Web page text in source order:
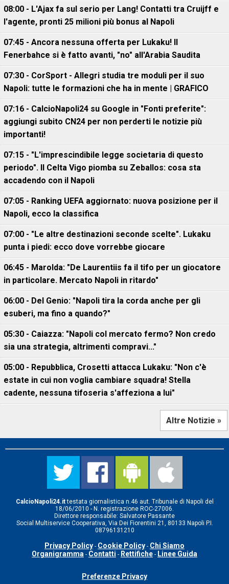
08:00 - L'Ajax fa sul serio per Lang! Contatti tra Cruijff e
l'agente, pronti 25 milioni più bonus al Napoli
07:45 - Ancora nessuna offerta per Lukaku! Il
Fenerbahce si è fatto avanti, "no" all'Arabia Saudita
07:30 - CorSport - Allegri studia tre moduli per il suo
Napoli: tutte le formazioni che ha in mente | GRAFICO
07:16 - CalcioNapoli24 su Google in "Fonti preferite":
aggiungi subito CN24 per non perderti le notizie più
importanti!
07:15 - "L'imprescindibile legge societaria di questo
periodo". Il Celta Vigo piomba su Zeballos: cosa sta
accadendo con il Napoli
07:05 - Ranking UEFA aggiornato: nuova posizione per il
Napoli, ecco la classifica
07:00 - "Le altre destinazioni seconde scelte". Lukaku
punta i piedi: ecco dove vorrebbe giocare
06:45 - Marolda: "De Laurentiis fa il tifo per un giocatore
in particolare. Mercato Napoli in ritardo"
06:00 - Del Genio: "Napoli tira la corda anche per gli
esuberi, ma fino a quando?"
05:30 - Caiazza: "Napoli col mercato fermo? Non credo
sia una strategia, altrimenti compravi..."
05:00 - Repubblica, Crosetti attacca Lukaku: "Non c'è
estate in cui non voglia cambiare squadra! Stella
cadente, nessuna tifoseria s'affeziona a lui"
Altre Notizie »
CalcioNapoli24.ittestata giornalistica n.46 aut. Tribunale di Napoli del
18/06/2010 - N. registrazione ROC-27006.
Direttore responsabile: Salvatore Passante
Social Multiservice Cooperativa, Via Dei Fiorentini 21, 80133 Napoli P.I.
08796131210
Privacy Policy - Cookie Policy - Chi Siamo
Organigramma - Contatti - Rettifiche - Linee Guida
Preferenze Privacy